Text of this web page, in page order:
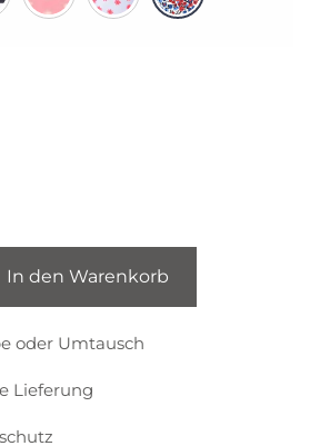
In den Warenkorb
oder Umtausch
Lieferung